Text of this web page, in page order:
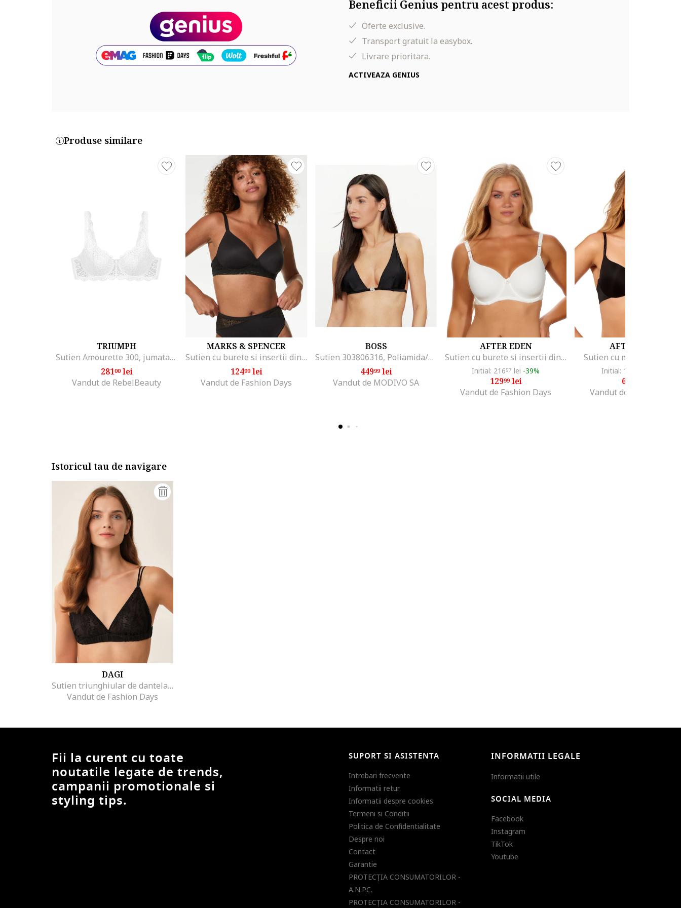
Exterior: 94% poliamida, 6% elastan
Beneficii Genius pentru acest produs:
Oferte exclusive.
Transport gratuit la easybox.
Livrare prioritara.
ACTIVEAZA GENIUS
Produse similare
TRIUMPH
Sutien Amourette 300, jumatate de cupa, cu burete si armatura, 85E EU, alb
28100lei
Vandut de RebelBeauty
MARKS & SPENCER
Sutien cu burete si insertii din dantela, Negru
12499lei
Vandut de Fashion Days
BOSS
Sutien 303806316, Poliamida/Elastan, Negru, Negru
44999lei
Vandut de MODIVO SA
AFTER EDEN
Sutien cu burete si insertii din dantela
Initial: 21657 lei -39%
12999lei
Vandut de Fashion Days
AFTER EDEN
Sutien cu model uni,
Initial: 151
69
Vandut de Fashion Days
Istoricul tau de navigare
DAGI
Sutien triunghiular de dantela cu bretele ajustabile, Negru
Vandut de Fashion Days
Fii la curent cu toate
noutatile legate de trends,
campanii promotionale si
styling tips.
SUPORT SI ASISTENTA
Intrebari frecvente
Informatii retur
Informatii despre cookies
Termeni si Conditii
Politica de Confidentialitate
Despre noi
Contact
Garantie
PROTECŢIA CONSUMATORILOR -
A.N.P.C.
PROTECŢIA CONSUMATORILOR -
INFORMATII LEGALE
Informatii utile
SOCIAL MEDIA
Facebook
Instagram
TikTok
Youtube